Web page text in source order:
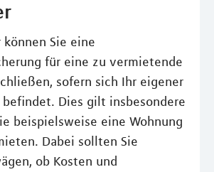
Sie eine
für eine zu vermietende
sofern sich Ihr eigener
befindet. Dies gilt insbesondere
beispielsweise eine Wohnung
Dabei sollten Sie
ob Kosten und